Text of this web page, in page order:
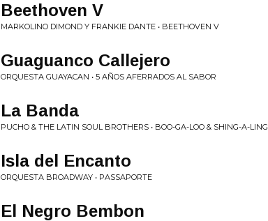
Beethoven V
MARKOLINO DIMOND Y FRANKIE DANTE • BEETHOVEN V
Guaguanco Callejero
ORQUESTA GUAYACAN • 5 AÑOS AFERRADOS AL SABOR
La Banda
PUCHO & THE LATIN SOUL BROTHERS • BOO-GA-LOO & SHING-A-LING
Isla del Encanto
ORQUESTA BROADWAY • PASSAPORTE
El Negro Bembon